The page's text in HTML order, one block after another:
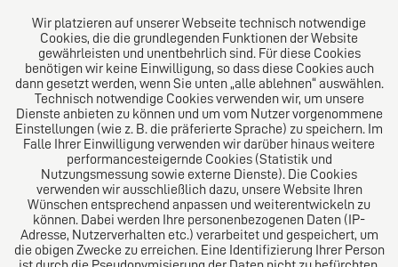
Über uns
Das Kanzlei-Vertrauensnetzwerk. Aus Europa für die
Welt. Für den erfolgreichen Mittelstand.
Folgen Sie uns auf
Das europäische Kanzlei-Netzwerk
Wir platzieren auf unserer Webseite technisch notwendige
Cookies, die die grundlegenden Funktionen der Website
gewährleisten und unentbehrlich sind. Für diese Cookies
benötigen wir keine Einwilligung, so dass diese Cookies auch
dann gesetzt werden, wenn Sie unten „alle ablehnen“ auswählen.
Technisch notwendige Cookies verwenden wir, um unsere
Dienste anbieten zu können und um vom Nutzer vorgenommene
Einstellungen (wie z. B. die präferierte Sprache) zu speichern. Im
Falle Ihrer Einwilligung verwenden wir darüber hinaus weitere
performancesteigernde Cookies (Statistik und
Nutzungsmessung sowie externe Dienste). Die Cookies
verwenden wir ausschließlich dazu, unsere Website Ihren
Wünschen entsprechend anpassen und weiterentwickeln zu
können. Dabei werden Ihre personenbezogenen Daten (IP-
Adresse, Nutzerverhalten etc.) verarbeitet und gespeichert, um
die obigen Zwecke zu erreichen. Eine Identifizierung Ihrer Person